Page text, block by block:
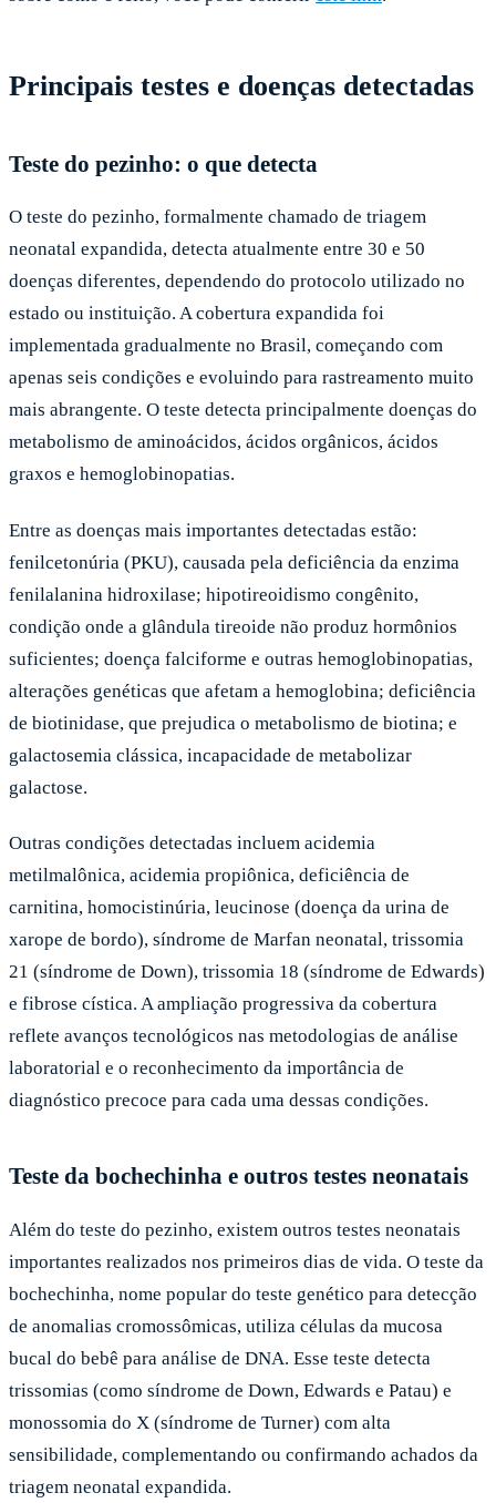
Principais testes e doenças detectadas
Teste do pezinho: o que detecta
O teste do pezinho, formalmente chamado de triagem
neonatal expandida, detecta atualmente entre 30 e 50
doenças diferentes, dependendo do protocolo utilizado no
estado ou instituição. A cobertura expandida foi
implementada gradualmente no Brasil, começando com
apenas seis condições e evoluindo para rastreamento muito
mais abrangente. O teste detecta principalmente doenças do
metabolismo de aminoácidos, ácidos orgânicos, ácidos
graxos e hemoglobinopatias.
Entre as doenças mais importantes detectadas estão:
fenilcetonúria (PKU), causada pela deficiência da enzima
fenilalanina hidroxilase; hipotireoidismo congênito,
condição onde a glândula tireoide não produz hormônios
suficientes; doença falciforme e outras hemoglobinopatias,
alterações genéticas que afetam a hemoglobina; deficiência
de biotinidase, que prejudica o metabolismo de biotina; e
galactosemia clássica, incapacidade de metabolizar
galactose.
Outras condições detectadas incluem acidemia
metilmalônica, acidemia propiônica, deficiência de
carnitina, homocistinúria, leucinose (doença da urina de
xarope de bordo), síndrome de Marfan neonatal, trissomia
21 (síndrome de Down), trissomia 18 (síndrome de Edwards)
e fibrose cística. A ampliação progressiva da cobertura
reflete avanços tecnológicos nas metodologias de análise
laboratorial e o reconhecimento da importância de
diagnóstico precoce para cada uma dessas condições.
Teste da bochechinha e outros testes neonatais
Além do teste do pezinho, existem outros testes neonatais
importantes realizados nos primeiros dias de vida. O teste da
bochechinha, nome popular do teste genético para detecção
de anomalias cromossômicas, utiliza células da mucosa
bucal do bebê para análise de DNA. Esse teste detecta
trissomias (como síndrome de Down, Edwards e Patau) e
monossomia do X (síndrome de Turner) com alta
sensibilidade, complementando ou confirmando achados da
triagem neonatal expandida.